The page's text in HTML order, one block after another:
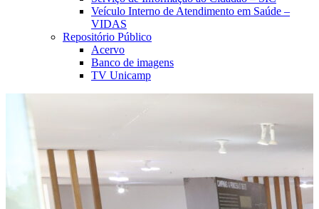
Veículo Interno de Atendimento em Saúde –
VIDAS
Repositório Público
Acervo
Banco de imagens
TV Unicamp